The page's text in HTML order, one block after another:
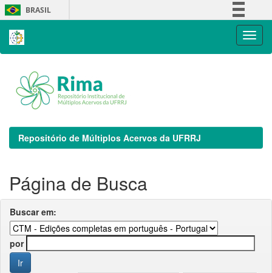
Skip
navigation
BRASIL
Repositório de Múltiplos Acervos da UFRRJ
Página de Busca
Buscar em:
por